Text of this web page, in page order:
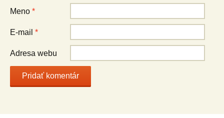
Meno *
E-mail *
Adresa webu